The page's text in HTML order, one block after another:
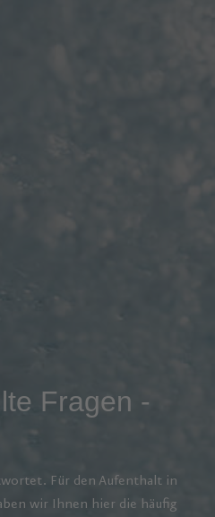
Fragen -
Für den Aufenthalt in
wir Ihnen hier die häufig